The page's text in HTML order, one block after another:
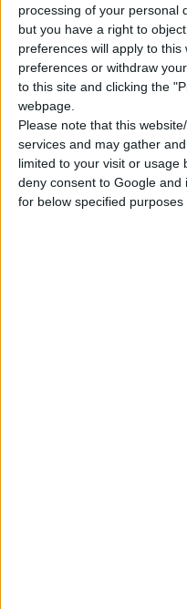
processing of your personal
but you have a right to
preferences will apply to
preferences or withdraw
to this site and clicking the
webpage.
Please note that this
services and may gather
limited to your visit or usage
deny consent to Google
for below specified
COVID-19: Το αποτύπωμα
να προσέχει ο φαρμακοποιός
Γράφει ο Δρ. Χρήστος Στάμου,